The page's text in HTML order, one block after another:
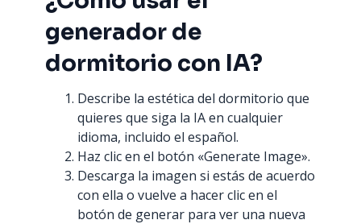
generador de
dormitorio con IA?
Describe la estética del dormitorio que
quieres que siga la IA en cualquier
idioma, incluido el español.
Haz clic en el botón «Generate Image».
Descarga la imagen si estás de acuerdo
con ella o vuelve a hacer clic en el
botón de generar para ver una nueva